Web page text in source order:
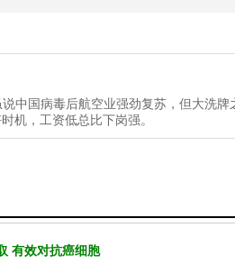
中国病毒后航空业强劲复苏，但大洗牌
机，工资低总比下岗强。
有效对抗癌细胞